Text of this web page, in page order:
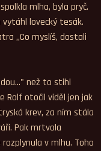
mlha, byla pryč.
lovecký tesák.
,,Co myslíš, dostali
než to stihl
Rolf otočil viděl jen jak
krev, za ním stála
Pak mrtvola
v mlhu. Toho